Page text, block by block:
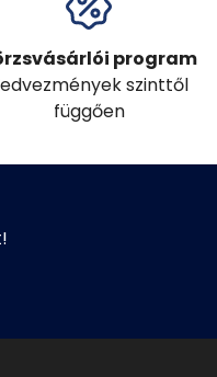
program
szinttől
függően